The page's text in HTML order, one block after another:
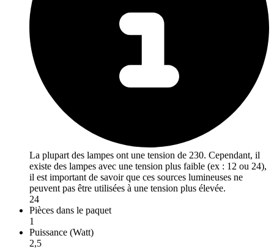
La plupart des lampes ont une tension de 230. Cependant, il
existe des lampes avec une tension plus faible (ex : 12 ou 24),
il est important de savoir que ces sources lumineuses ne
peuvent pas être utilisées à une tension plus élevée.
24
Pièces dans le paquet
1
Puissance (Watt)
2,5